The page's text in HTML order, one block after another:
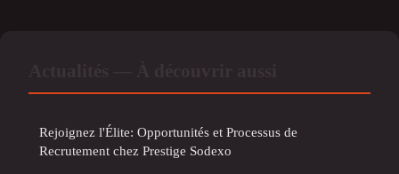
Rejoignez l'Élite: Opportunités et Processus de
Recrutement chez Prestige Sodexo